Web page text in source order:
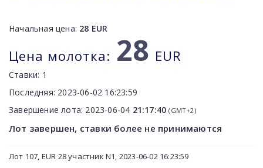
Начальная цена: 28 EUR
Цена молотка: 28 EUR
Ставки: 1
Последняя: 2023-06-02 16:23:59
Завершение лота: 2023-06-04 21:17:40 (GMT+2)
Лот завершен, ставки более не принимаются
Лот 107, EUR 28 участник N1, 2023-06-02 16:23:59